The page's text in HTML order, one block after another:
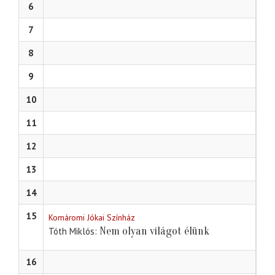
6
7
8
9
10
11
12
13
14
15
Komáromi Jókai Színház
Tóth Miklós Nem olyan világot élünk
16